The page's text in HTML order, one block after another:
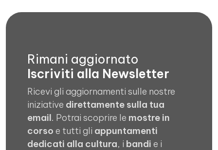
Rimani aggiornato
Iscriviti alla Newsletter
Ricevi gli aggiornamenti sulle nostre
iniziative direttamente sulla tua
email. Potrai scoprire le mostre in
corso e tutti gli appuntamenti
dedicati alla cultura, i bandi e i